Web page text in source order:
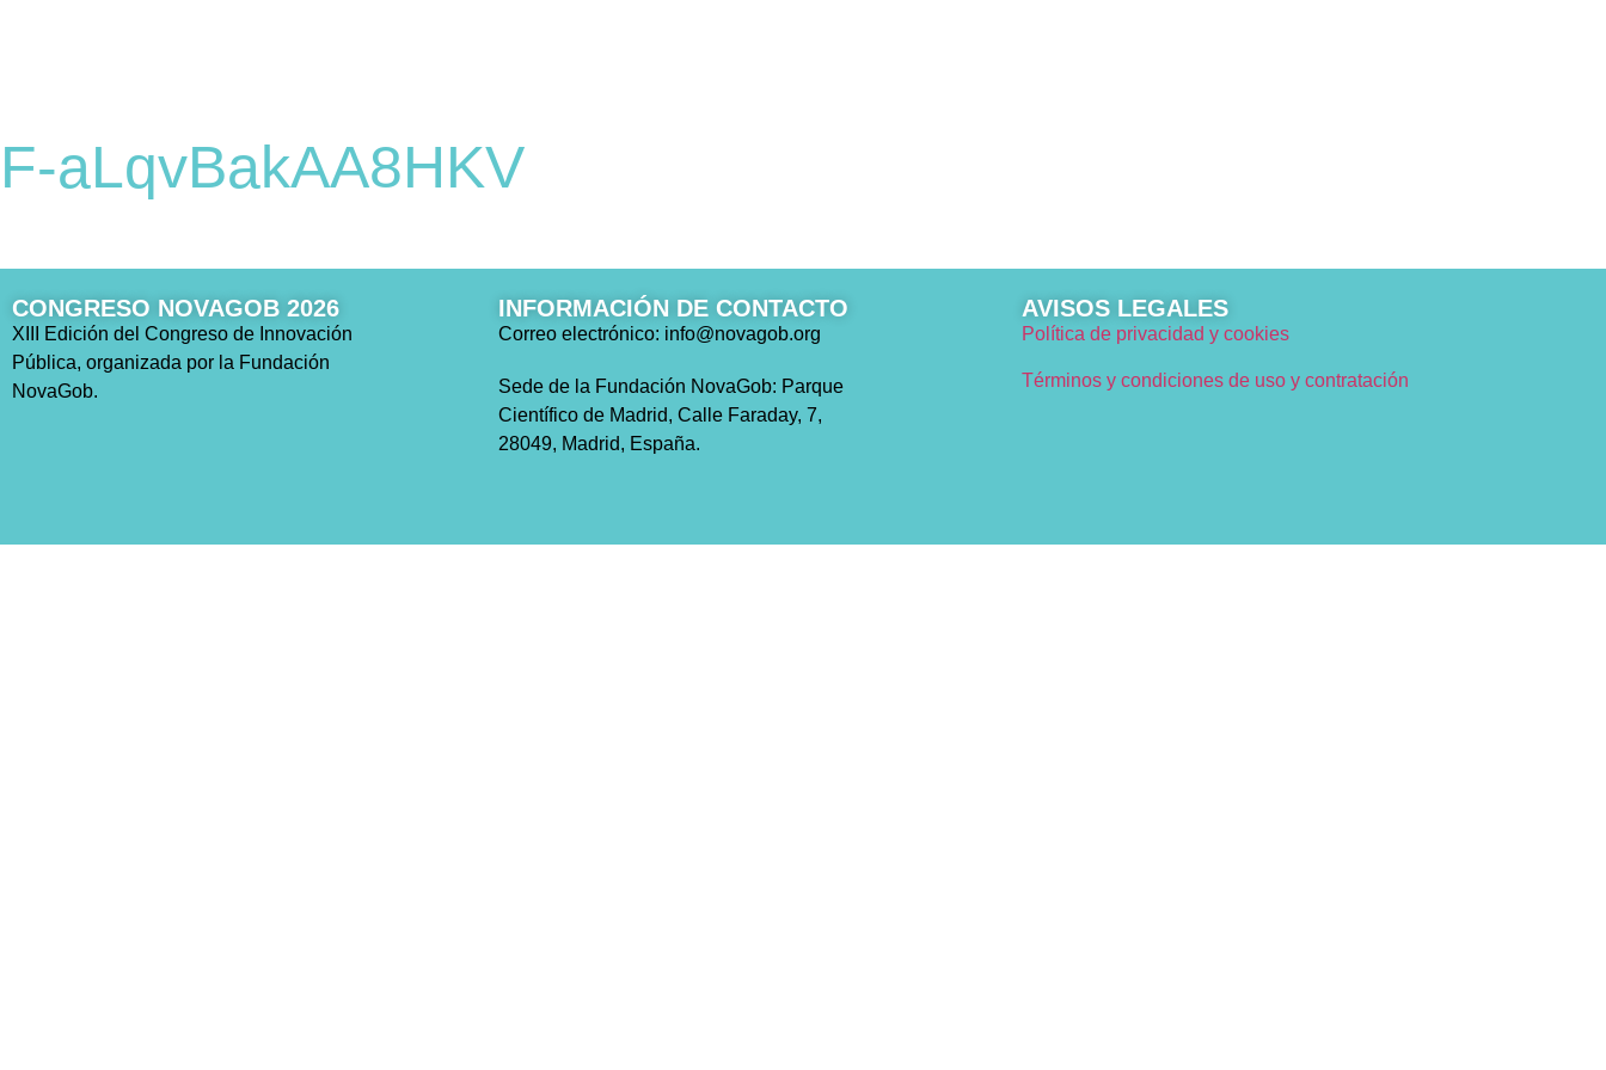
F-aLqvBakAA8HKV
CONGRESO NOVAGOB 2026
XIII Edición del Congreso de Innovación
Pública, organizada por la Fundación
NovaGob.
INFORMACIÓN DE CONTACTO
Correo electrónico: info@novagob.org
Sede de la Fundación NovaGob: Parque
Científico de Madrid, Calle Faraday, 7,
28049, Madrid, España.
AVISOS LEGALES
Política de privacidad y cookies
Términos y condiciones de uso y contratación